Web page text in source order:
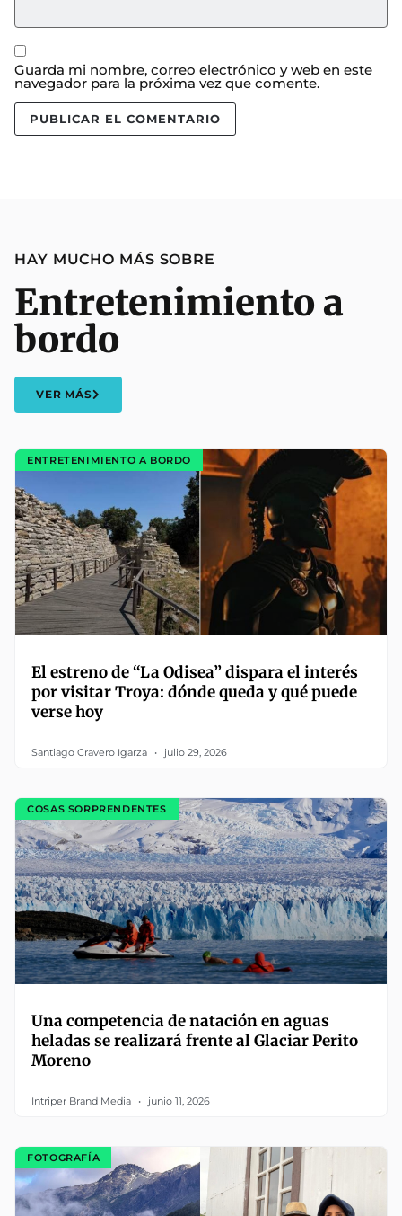
Guarda mi nombre, correo electrónico y web en este
navegador para la próxima vez que comente.
HAY MUCHO MÁS SOBRE
Entretenimiento a
bordo
VER MÁS
ENTRETENIMIENTO A BORDO
El estreno de “La Odisea” dispara el interés
por visitar Troya: dónde queda y qué puede
verse hoy
Santiago Cravero Igarza julio 29, 2026
COSAS SORPRENDENTES
Una competencia de natación en aguas
heladas se realizará frente al Glaciar Perito
Moreno
Intriper Brand Media junio 11, 2026
FOTOGRAFÍA